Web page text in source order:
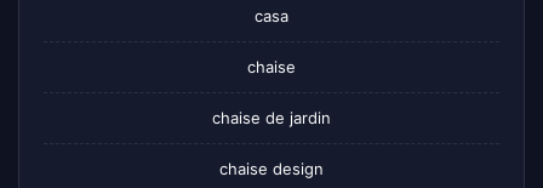
casa
chaise
chaise de jardin
chaise design